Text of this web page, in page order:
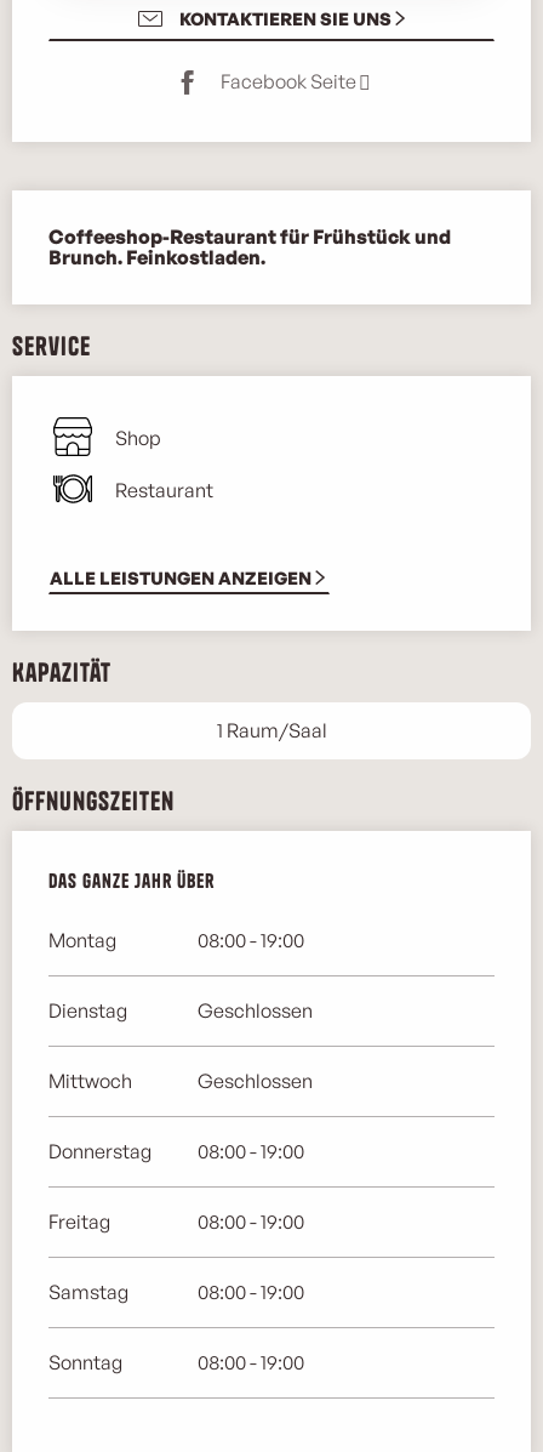
KONTAKTIEREN SIE UNS
Facebook Seite
Coffeeshop-Restaurant für Frühstück und
Brunch. Feinkostladen.
Service
Shop
Restaurant
ALLE LEISTUNGEN ANZEIGEN
Kapazität
1 Raum/Saal
Öffnungszeiten
Das ganze Jahr über
Das ganze Jahr über
Montag 08:00 - 19:00
Dienstag Geschlossen
Mittwoch Geschlossen
Donnerstag 08:00 - 19:00
Freitag 08:00 - 19:00
Samstag 08:00 - 19:00
Sonntag 08:00 - 19:00